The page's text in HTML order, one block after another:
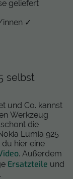
geliefert
innen ✓
selbst
und Co. kannst
Werkzeug
die
Lumia 925
hier eine
. Außerdem
Ersatzteile und